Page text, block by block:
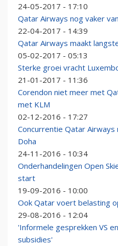
24-05-2017 - 17:10
Qatar Airways nog vaker
22-04-2017 - 14:39
Qatar Airways maakt
05-02-2017 - 05:13
Sterke groei vracht
21-01-2017 - 11:36
Corendon niet meer met
met KLM
02-12-2016 - 17:27
Concurrentie Qatar
Doha
24-11-2016 - 10:34
Onderhandelingen Open
start
19-09-2016 - 10:00
Ook Qatar voert belasting
29-08-2016 - 12:04
'Informele gesprekken VS
subsidies'